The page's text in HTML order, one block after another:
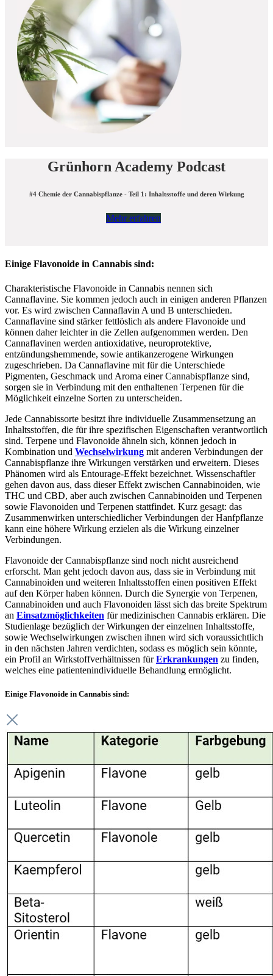
Grünhorn Academy Podcast
#4 Chemie der Cannabispflanze - Teil 1: Inhaltsstoffe und deren Wirkung
Mehr erfahren
Einige Flavonoide in Cannabis sind:
Charakteristische Flavonoide in Cannabis nennen sich
Cannaflavine. Sie kommen jedoch auch in einigen anderen Pflanzen
vor. Es wird zwischen Cannaflavin A und B unterschieden.
Cannaflavine sind stärker fettlöslich als andere Flavonoide und
können daher leichter in die Zellen aufgenommen werden. Den
Cannaflavinen werden antioxidative, neuroprotektive,
entzündungshemmende, sowie antikanzerogene Wirkungen
zugeschrieben. Da Cannaflavine mit für die Unterschiede
Pigmenten, Geschmack und Aroma einer Cannabispflanze sind,
sorgen sie in Verbindung mit den enthaltenen Terpenen für die
Möglichkeit einzelne Sorten zu unterscheiden.
Jede Cannabissorte besitzt ihre individuelle Zusammensetzung an
Inhaltsstoffen, die für ihre spezifischen Eigenschaften verantwortlich
sind. Terpene und Flavonoide ähneln sich, können jedoch in
Kombination und Wechselwirkung mit anderen Verbindungen der
Cannabispflanze ihre Wirkungen verstärken und erweitern. Dieses
Phänomen wird als Entourage-Effekt bezeichnet. Wissenschaftler
gehen davon aus, dass dieser Effekt zwischen Cannabinoiden, wie
THC und CBD, aber auch zwischen Cannabinoiden und Terpenen
sowie Flavonoiden und Terpenen stattfindet. Kurz gesagt: das
Zusammenwirken unterschiedlicher Verbindungen der Hanfpflanze
kann eine höhere Wirkung erzielen als die Wirkung einzelner
Verbindungen.
Flavonoide der Cannabispflanze sind noch nicht ausreichend
erforscht. Man geht jedoch davon aus, dass sie in Verbindung mit
Cannabinoiden und weiteren Inhaltsstoffen einen positiven Effekt
auf den Körper haben können. Durch die Synergie von Terpenen,
Cannabinoiden und auch Flavonoiden lässt sich das breite Spektrum
an Einsatzmöglichkeiten für medizinischen Cannabis erklären. Die
Studienlage bezüglich der Wirkungen der einzelnen Inhaltsstoffe,
sowie Wechselwirkungen zwischen ihnen wird sich voraussichtlich
in den nächsten Jahren verdichten, sodass es möglich sein könnte,
ein Profil an Wirkstoffverhältnissen fürErkrankungen zu finden,
welches eine patientenindividuelle Behandlung ermöglicht.
Einige Flavonoide in Cannabis sind: